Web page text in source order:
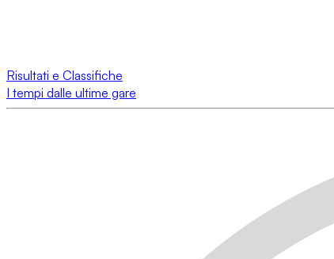
Risultati e Classifiche
I tempi dalle ultime gare